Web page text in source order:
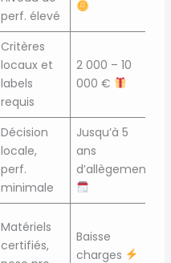
perf. élevé
Critères
locaux et
labels
requis
2 000 – 10
000 €
Décision
locale,
perf.
minimale
Jusqu’à 5
ans
d’allègement
Matériels
certifiés,
Baisse
charges